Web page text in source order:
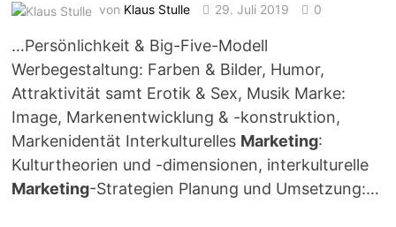
von Klaus Stulle 29. Juli 2019 0
…Persönlichkeit & Big-Five-Modell
Werbegestaltung: Farben & Bilder, Humor,
Attraktivität samt Erotik & Sex, Musik Marke:
Image, Markenentwicklung & -konstruktion,
Markenidentät Interkulturelles Marketing:
Kulturtheorien und -dimensionen, interkulturelle
Marketing-Strategien Planung und Umsetzung:…